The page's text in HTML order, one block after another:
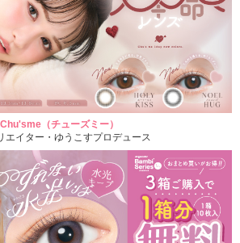
Chu'sme（チューズミー）
エイター・ゆうこすプロデュース